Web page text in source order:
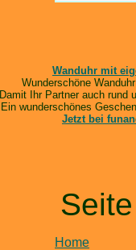
Wanduhr mit
Wunderschöne
Damit Ihr Partner auch rund
Ein wunderschönes
Jetzt bei
Home